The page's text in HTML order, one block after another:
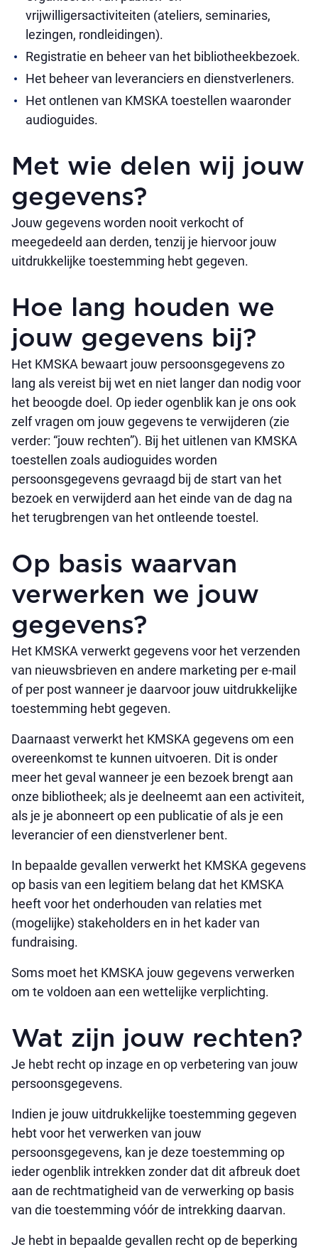
vrijwilligersactiviteiten (ateliers, seminaries,
lezingen, rondleidingen).
Registratie en beheer van het bibliotheekbezoek.
Het beheer van leveranciers en dienstverleners.
Het ontlenen van KMSKA toestellen waaronder
audioguides.
Met wie delen wij jouw
gegevens?
Jouw gegevens worden nooit verkocht of
meegedeeld aan derden, tenzij je hiervoor jouw
uitdrukkelijke toestemming hebt gegeven.
Hoe lang houden we
jouw gegevens bij?
Het KMSKA bewaart jouw persoonsgegevens zo
lang als vereist bij wet en niet langer dan nodig voor
het beoogde doel. Op ieder ogenblik kan je ons ook
zelf vragen om jouw gegevens te verwijderen (zie
verder: “jouw rechten”). Bij het uitlenen van KMSKA
toestellen zoals audioguides worden
persoonsgegevens gevraagd bij de start van het
bezoek en verwijderd aan het einde van de dag na
het terugbrengen van het ontleende toestel.
Op basis waarvan
verwerken we jouw
gegevens?
Het KMSKA verwerkt gegevens voor het verzenden
van nieuwsbrieven en andere marketing per e-mail
of per post wanneer je daarvoor jouw uitdrukkelijke
toestemming hebt gegeven.
Daarnaast verwerkt het KMSKA gegevens om een
overeenkomst te kunnen uitvoeren. Dit is onder
meer het geval wanneer je een bezoek brengt aan
onze bibliotheek; als je deelneemt aan een activiteit,
als je je abonneert op een publicatie of als je een
leverancier of een dienstverlener bent.
In bepaalde gevallen verwerkt het KMSKA gegevens
op basis van een legitiem belang dat het KMSKA
heeft voor het onderhouden van relaties met
(mogelijke) stakeholders en in het kader van
fundraising.
Soms moet het KMSKA jouw gegevens verwerken
om te voldoen aan een wettelijke verplichting.
Wat zijn jouw rechten?
Je hebt recht op inzage en op verbetering van jouw
persoonsgegevens.
Indien je jouw uitdrukkelijke toestemming gegeven
hebt voor het verwerken van jouw
persoonsgegevens, kan je deze toestemming op
ieder ogenblik intrekken zonder dat dit afbreuk doet
aan de rechtmatigheid van de verwerking op basis
van die toestemming vóór de intrekking daarvan.
Je hebt in bepaalde gevallen recht op de beperking